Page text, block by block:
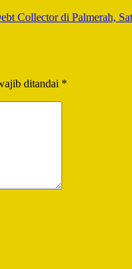
Collector di Palmerah,
ditandai *